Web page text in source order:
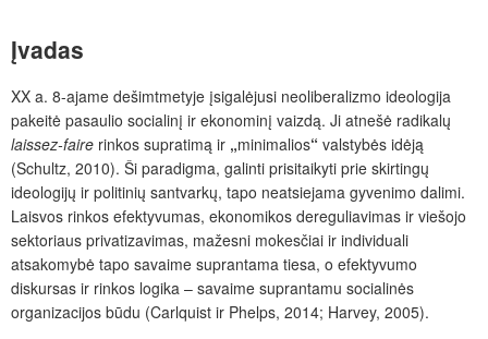
Įvadas
XX a. 8-ajame dešimtmetyje įsigalėjusi neoliberalizmo ideologija
pakeitė pasaulio socialinį ir ekonominį vaizdą. Ji atnešė radikalų
laissez-faire rinkos supratimą ir „minimalios“ valstybės idėją
(Schultz, 2010). Ši paradigma, galinti prisitaikyti prie skirtingų
ideologijų ir politinių santvarkų, tapo neatsiejama gyvenimo dalimi.
Laisvos rinkos efektyvumas, ekonomikos dereguliavimas ir viešojo
sektoriaus privatizavimas, mažesni mokesčiai ir individuali
atsakomybė tapo savaime suprantama tiesa, o efektyvumo
diskursas ir rinkos logika – savaime suprantamu socialinės
organizacijos būdu (Carlquist ir Phelps, 2014; Harvey, 2005).